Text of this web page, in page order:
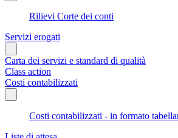
Rilievi Corte dei conti
Servizi erogati
Carta dei servizi e standard di qualità
Class action
Costi contabilizzati
Costi contabilizzati - in formato